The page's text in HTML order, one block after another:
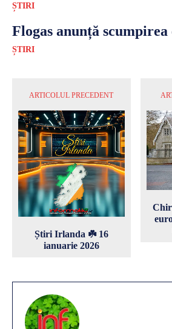
ȘTIRI
Flogas anunță scumpirea
ȘTIRI
ARTICOLUL PRECEDENT
Știri Irlanda ☘️ 16
ianuarie 2026